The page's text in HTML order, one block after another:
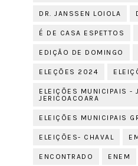
DR. JANSSEN LOIOLA
É DE CASA ESPETTOS
EDIÇÃO DE DOMINGO
ELEÇÕES 2024
ELEIÇÕES MUNICIPAIS -
JERICOACOARA
ELEIÇÕES MUNICIPAIS
ELEIÇÕES- CHAVAL
ENCONTRADO ENEM